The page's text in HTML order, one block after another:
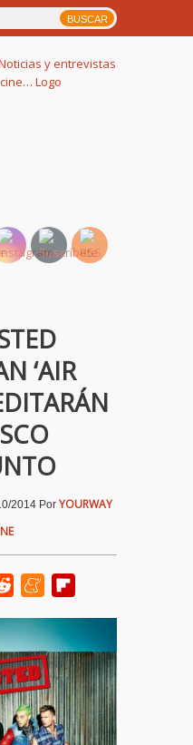
‘AIR
2014 Por YOURWAY
Reddit Meneame